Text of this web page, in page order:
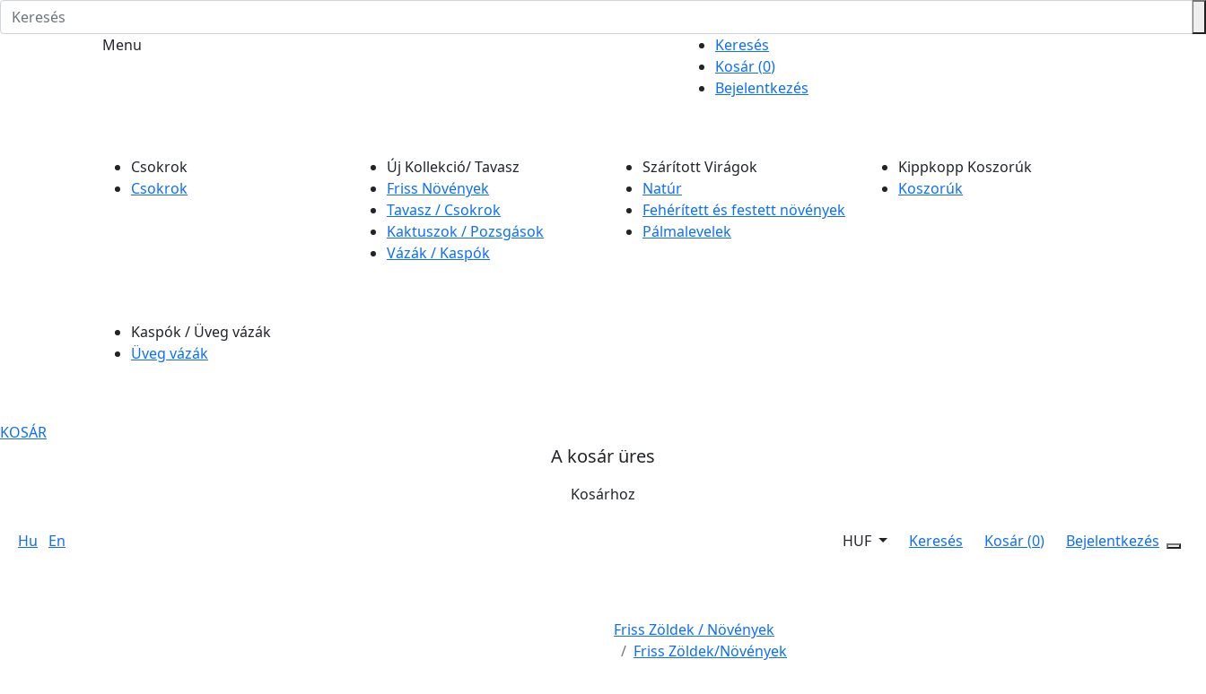
Menu
Keresés
Kosár (0)
Bejelentkezés
Csokrok
Csokrok
Új Kollekció/ Tavasz
Friss Növények
Tavasz / Csokrok
Kaktuszok / Pozsgások
Vázák / Kaspók
Szárított Virágok
Natúr
Fehérített és festett növények
Pálmalevelek
Kippkopp Koszorúk
Koszorúk
Kaspók / Üveg vázák
Üveg vázák
KOSÁR
A kosár üres
Kosárhoz
Hu En HUF Keresés Kosár (0) Bejelentkezés
Friss Zöldek / Növények
Friss Zöldek/Növények